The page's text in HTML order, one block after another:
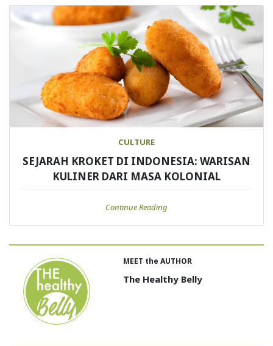
CULTURE
SEJARAH KROKET DI INDONESIA: WARISAN
KULINER DARI MASA KOLONIAL
Continue Reading
MEET the AUTHOR
The Healthy Belly